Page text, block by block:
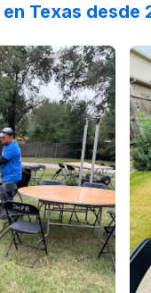
Texas
this company.
byJean W :